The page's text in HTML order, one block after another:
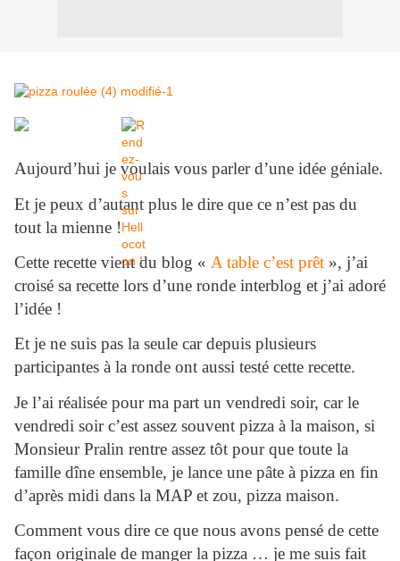
Aujourd’hui je voulais vous parler d’une idée géniale.
Et je peux d’autant plus le dire que ce n’est pas du
tout la mienne !
Cette recette vient du blog « A table c’est prêt », j’ai
croisé sa recette lors d’une ronde interblog et j’ai adoré
l’idée !
Et je ne suis pas la seule car depuis plusieurs
participantes à la ronde ont aussi testé cette recette.
Je l’ai réalisée pour ma part un vendredi soir, car le
vendredi soir c’est assez souvent pizza à la maison, si
Monsieur Pralin rentre assez tôt pour que toute la
famille dîne ensemble, je lance une pâte à pizza en fin
d’après midi dans la MAP et zou, pizza maison.
Comment vous dire ce que nous avons pensé de cette
façon originale de manger la pizza … je me suis fait